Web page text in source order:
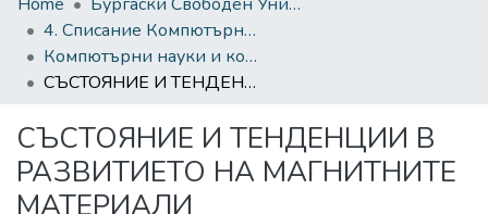
4. Списание Компютърни науки и комуникации | Journal of Computer Science and Communications
Компютърни науки и комуникации, 2013, Том 2, Брой 1
СЪСТОЯНИЕ И ТЕНДЕНЦИИ В РАЗВИТИЕТО НА МАГНИТНИТЕ МАТЕРИАЛИ
СЪСТОЯНИЕ И ТЕНДЕНЦИИ В
РАЗВИТИЕТО НА МАГНИТНИТЕ
МАТЕРИАЛИ